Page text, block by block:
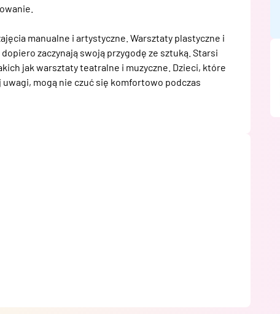
manualne i artystyczne. Warsztaty plastyczne i
zaczynają swoją przygodę ze sztuką. Starsi
jak warsztaty teatralne i muzyczne. Dzieci, które
mogą nie czuć się komfortowo podczas